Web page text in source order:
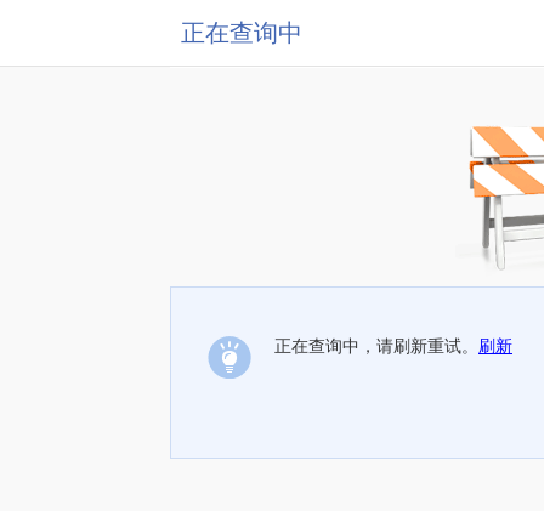
正在查询中
正在查询中，请刷新重试。 刷新